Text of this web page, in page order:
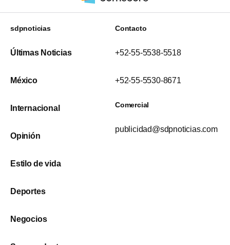
sdpnoticias
Últimas Noticias
México
Internacional
Opinión
Estilo de vida
Deportes
Negocios
Contacto
+52-55-5538-5518
+52-55-5530-8671
Comercial
publicidad@sdpnoticias.com